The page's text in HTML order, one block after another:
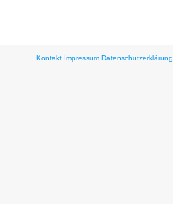
Kontakt Impressum Datenschutzerklärung